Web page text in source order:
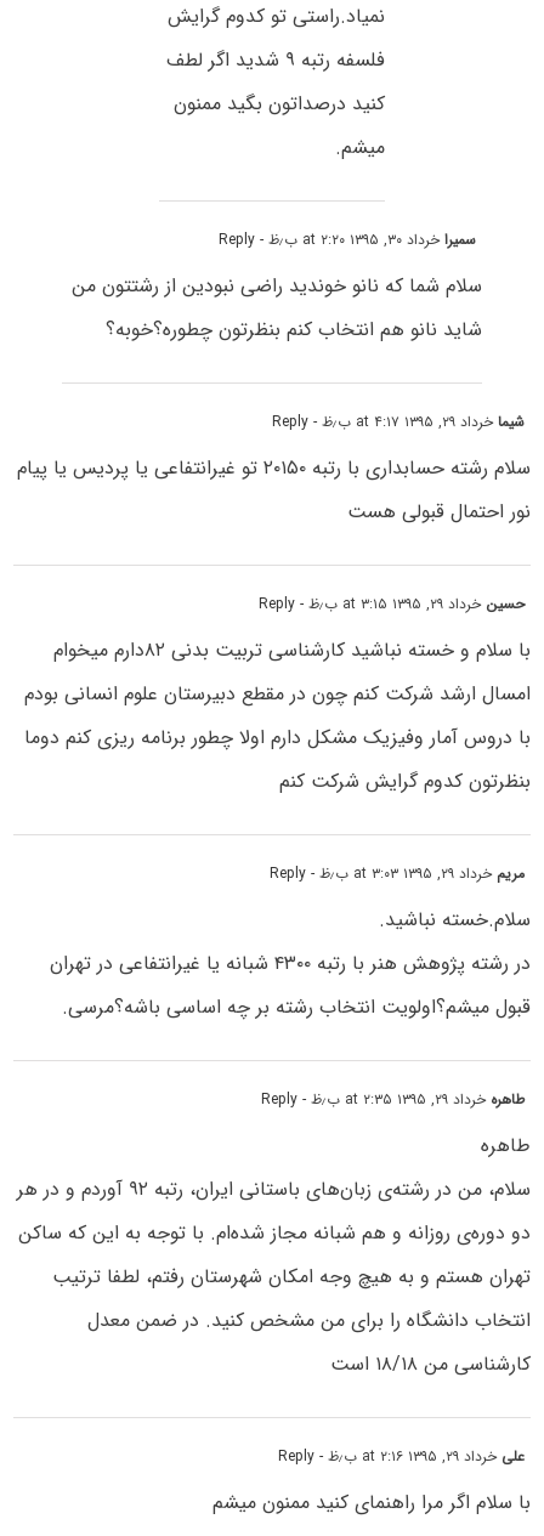
نمیاد.راستی تو کدوم گرایش
فلسفه رتبه ۹ شدید اگر لطف
کنید درصداتون بگید ممنون
میشم.
سمیراخرداد ۳۰, ۱۳۹۵ at ۲:۲۰ ب٫ظ - Reply
سلام شما که نانو خوندید راضی نبودین از رشتتون من
شاید نانو هم انتخاب کنم بنظرتون چطوره؟خوبه؟
شیماخرداد ۲۹, ۱۳۹۵ at ۴:۱۷ ب٫ظ - Reply
سلام رشته حسابداری با رتبه ۲۰۱۵۰ تو غیرانتفاعی یا پردیس یا پیام
نور احتمال قبولی هست
حسین خرداد ۲۹, ۱۳۹۵ at ۳:۱۵ ب٫ظ - Reply
با سلام و خسته نباشید کارشناسی تربیت بدنی ۸۲دارم میخوام
امسال ارشد شرکت کنم چون در مقطع دبیرستان علوم انسانی بودم
با دروس آمار وفیزیک مشکل دارم اولا چطور برنامه ریزی کنم دوما
بنظرتون کدوم گرایش شرکت کنم
مریم خرداد ۲۹, ۱۳۹۵ at ۳:۰۳ ب٫ظ - Reply
سلام.خسته نباشید.
در رشته پژوهش هنر با رتبه ۴۳۰۰ شبانه یا غیرانتفاعی در تهران
قبول میشم؟اولویت انتخاب رشته بر چه اساسی باشه؟مرسی.
طاهره خرداد ۲۹, ۱۳۹۵ at ۲:۳۵ ب٫ظ - Reply
طاهره
سلام، من در رشته‌ی زبان‌های باستانی ایران، رتبه ۹۲ آوردم و در هر
دو دوره‌ی روزانه و هم شبانه مجاز شده‌ام. با توجه به این که ساکن
تهران هستم و به هیچ وجه امکان شهرستان رفتم، لطفا ترتیب
انتخاب دانشگاه را برای من مشخص کنید. در ضمن معدل
کارشناسی من ۱۸/۱۸ است
علی خرداد ۲۹, ۱۳۹۵ at ۲:۱۶ ب٫ظ - Reply
با سلام اگر مرا راهنمای کنید ممنون میشم